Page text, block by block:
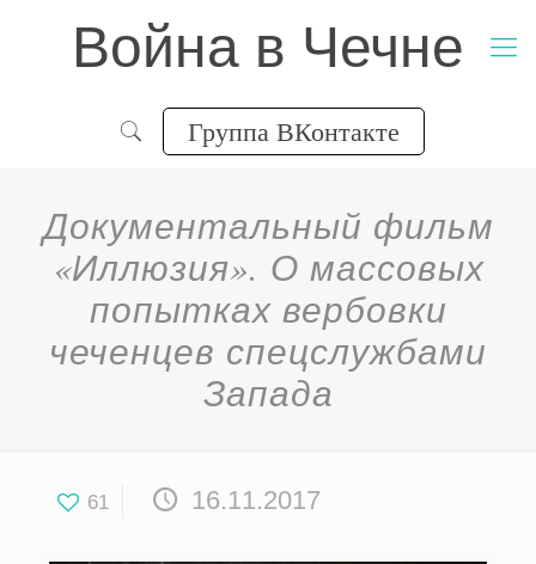
Война в Чечне
Группа ВКонтакте
Документальный фильм
«Иллюзия». О массовых
попытках вербовки
чеченцев спецслужбами
Запада
61 16.11.2017